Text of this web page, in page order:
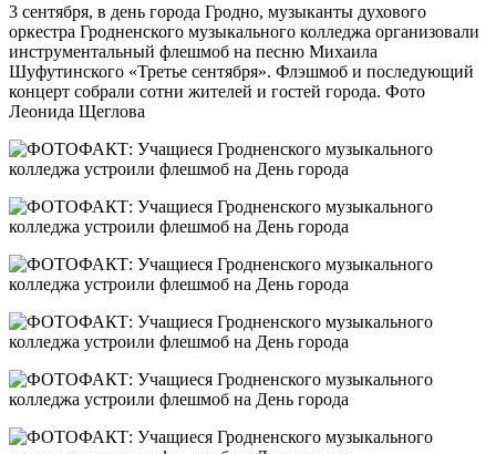
3 сентября, в день города Гродно, музыканты духового
оркестра Гродненского музыкального колледжа организовали
инструментальный флешмоб на песню Михаила
Шуфутинского «Третье сентября». Флэшмоб и последующий
концерт собрали сотни жителей и гостей города. Фото
Леонида Щеглова